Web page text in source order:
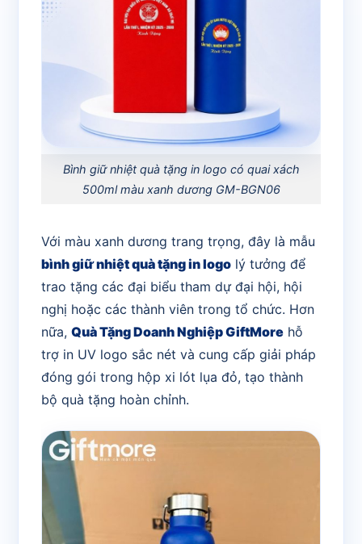
Bình giữ nhiệt quà tặng in logo có quai xách
500ml màu xanh dương GM-BGN06
Với màu xanh dương trang trọng, đây là mẫu
bình giữ nhiệt quà tặng in logolý tưởng để
trao tặng các đại biểu tham dự đại hội, hội
nghị hoặc các thành viên trong tổ chức. Hơn
nữa, Quà Tặng Doanh Nghiệp GiftMorehỗ
trợ in UV logo sắc nét và cung cấp giải pháp
đóng gói trong hộp xi lót lụa đỏ, tạo thành
bộ quà tặng hoàn chỉnh.